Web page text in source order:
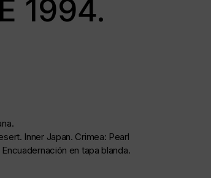
1994.
Inner Japan. Crimea: Pearl
Encuadernación en tapa blanda.